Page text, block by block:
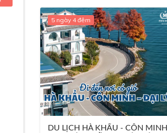
5 ngày 4 đêm
DU LỊCH HÀ KHẨU - CÔN MINH